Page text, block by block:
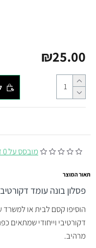
מובסס על 0 דירוגים.
₪25.00
תאור המוצר
פסלון בונה עומד דקורטיבי
הוסיפו קסם לבית או למשרד
דקורטיבי וייחודי שמתאים
מרהיב.